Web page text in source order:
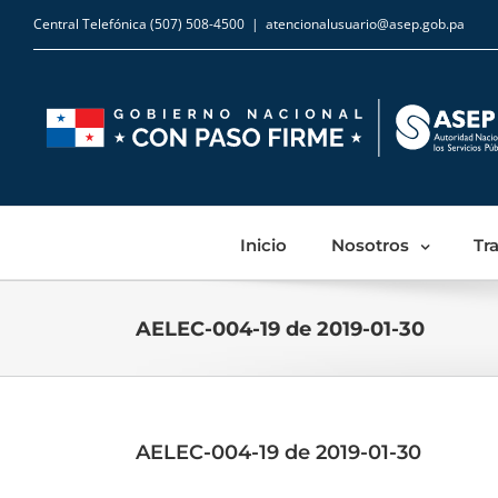
Central Telefónica (507) 508-4500 | atencionalusuario@asep.gob.pa
Inicio Nosotros
AELEC-004-19 de 2019-01-30
AELEC-004-19 de 2019-01-30